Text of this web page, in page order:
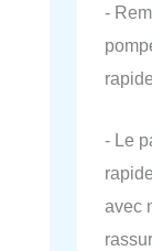
-
- Le
avec